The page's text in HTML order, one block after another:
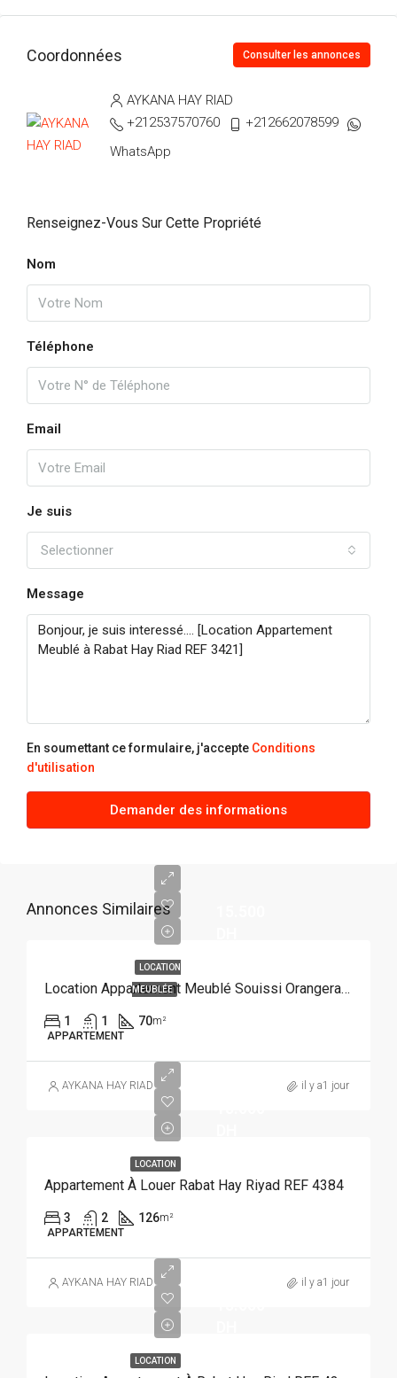
Coordonnées Consulter les annonces
AYKANA HAY RIAD
+212537570760
+212662078599
WhatsApp
Renseignez-Vous Sur Cette Propriété
Nom
Téléphone
Email
Je suis
Selectionner
Message
En soumettant ce formulaire, j'accepte Conditions
d'utilisation
Demander des informations
Annonces Similaires
LOCATION
MEUBLÉE Location Appartement Meublé Souissi Orangeraie Rabat REF 4215
1 1 70m²
APPARTEMENT
AYKANA HAY RIAD il y a1 jour
LOCATION
Appartement À Louer Rabat Hay Riyad REF 4384
3 2 126m²
APPARTEMENT
AYKANA HAY RIAD il y a1 jour
LOCATION